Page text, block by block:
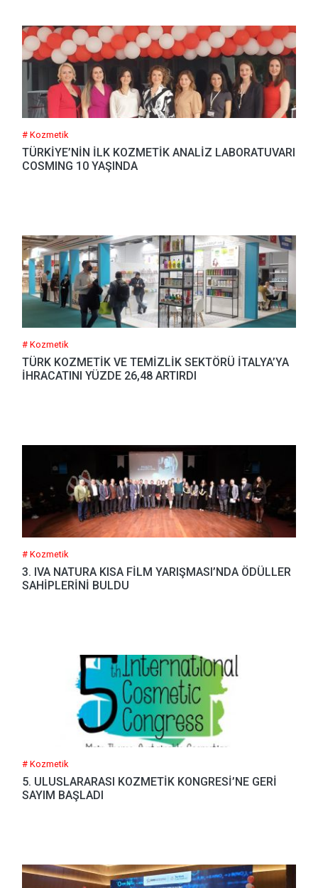
# Kozmetik
TÜRKİYE’NİN İLK KOZMETİK ANALİZ LABORATUVARI
COSMING 10 YAŞINDA
# Kozmetik
TÜRK KOZMETİK VE TEMİZLİK SEKTÖRÜ İTALYA’YA
İHRACATINI YÜZDE 26,48 ARTIRDI
# Kozmetik
3. IVA NATURA KISA FİLM YARIŞMASI’NDA ÖDÜLLER
SAHİPLERİNİ BULDU
# Kozmetik
5. ULUSLARARASI KOZMETİK KONGRESİ’NE GERİ
SAYIM BAŞLADI